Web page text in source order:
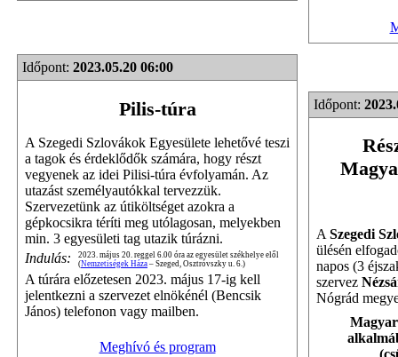
Időpont: 2023.05.20 06:00
Pilis-túra
A Szegedi Szlovákok Egyesülete lehetővé teszi
a tagok és érdeklődők számára, hogy részt
vegyenek az idei Pilisi-túra évfolyamán. Az
utazást személyautókkal tervezzük.
Szervezetünk az útiköltséget azokra a
gépkocsikra téríti meg utólagosan, melyekben
min. 3 egyesületi tag utazik túrázni.
Indulás:
2023. május 20. reggel 6.00 óra az egyesület székhelye elől
(Nemzetiségek Háza – Szeged, Osztróvszky u. 6.)
A túrára előzetesen 2023. május 17-ig kell
jelentkezni a szervezet elnökénél (Bencsik
János) telefonon vagy mailben.
Meghívó és program
Időpont:
A Szegedi
ülésén
napos (3
szervez
Nógrád